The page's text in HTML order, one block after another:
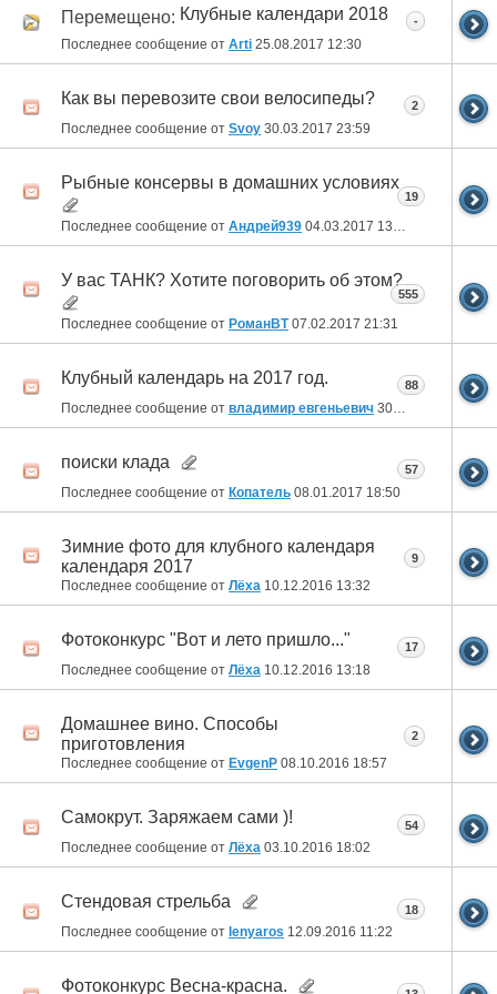
Перемещено: Клубные календари 2018
Последнее сообщение от Arti 25.08.2017 12:30
-
Как вы перевозите свои велосипеды?
Последнее сообщение от Svoy 30.03.2017 23:59
2
Рыбные консервы в домашних условиях
Последнее сообщение от Андрей939 04.03.2017 13:21
19
У вас ТАНК? Хотите поговорить об этом?
Последнее сообщение от РоманВТ07.02.2017 21:31
555
Клубный календарь на 2017 год.
Последнее сообщение от владимир евгеньевич 30.01.2017 11:34
88
поиски клада
Последнее сообщение от Копатель 08.01.2017 18:50
57
Зимние фото для клубного календаря
календаря 2017
Последнее сообщение от Лёха 10.12.2016 13:32
9
Фотоконкурс "Вот и лето пришло..."
Последнее сообщение от Лёха 10.12.2016 13:18
17
Домашнее вино. Способы
приготовления
Последнее сообщение от EvgenP 08.10.2016 18:57
2
Самокрут. Заряжаем сами )!
Последнее сообщение от Лёха 03.10.2016 18:02
54
Стендовая стрельба
Последнее сообщение от lenyaros 12.09.2016 11:22
18
Фотоконкурс Весна-красна.